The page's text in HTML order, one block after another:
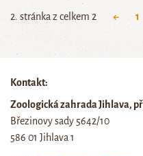
2. stránka z celkem 2 ← 1
Kontakt:
Zoologická zahrada Jihlava,
Březinovy sady 5642/10
586 01 Jihlava 1